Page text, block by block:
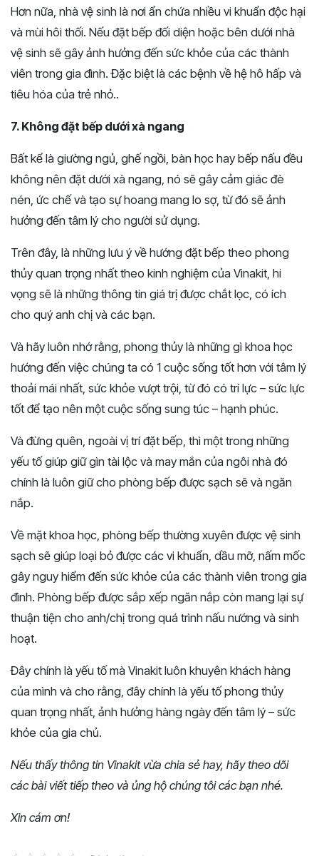
Hơn nữa, nhà vệ sinh là nơi ẩn chứa nhiều vi khuẩn độc hại
và mùi hôi thối. Nếu đặt bếp đối diện hoặc bên dưới nhà
vệ sinh sẽ gây ảnh hưởng đến sức khỏe của các thành
viên trong gia đình. Đặc biệt là các bệnh về hệ hô hấp và
tiêu hóa của trẻ nhỏ..
7. Không đặt bếp dưới xà ngang
Bất kể là giường ngủ, ghế ngồi, bàn học hay bếp nấu đều
không nên đặt dưới xà ngang, nó sẽ gây cảm giác đè
nén, ức chế và tạo sự hoang mang lo sợ, từ đó sẽ ảnh
hưởng đến tâm lý cho người sử dụng.
Trên đây, là những lưu ý về hướng đặt bếp theo phong
thủy quan trọng nhất theo kinh nghiệm của Vinakit, hi
vọng sẽ là những thông tin giá trị được chắt lọc, có ích
cho quý anh chị và các bạn.
Và hãy luôn nhớ rằng, phong thủy là những gì khoa học
hướng đến việc chúng ta có 1 cuộc sống tốt hơn với tâm lý
thoải mái nhất, sức khỏe vượt trội, từ đó có trí lực – sức lực
tốt để tạo nên một cuộc sống sung túc – hạnh phúc.
Và đừng quên, ngoài vị trí đặt bếp, thì một trong những
yếu tố giúp giữ gìn tài lộc và may mắn của ngôi nhà đó
chính là luôn giữ cho phòng bếp được sạch sẽ và ngăn
nắp.
Về mặt khoa học, phòng bếp thường xuyên được vệ sinh
sạch sẽ giúp loại bỏ được các vi khuẩn, dầu mỡ, nấm mốc
gây nguy hiểm đến sức khỏe của các thành viên trong gia
đình. Phòng bếp được sắp xếp ngăn nắp còn mang lại sự
thuận tiện cho anh/chị trong quá trình nấu nướng và sinh
hoạt.
Đây chính là yếu tố mà Vinakit luôn khuyên khách hàng
của mình và cho rằng, đây chính là yếu tố phong thủy
quan trọng nhất, ảnh hưởng hàng ngày đến tâm lý – sức
khỏe của gia chủ.
Nếu thấy thông tin Vinakit vừa chia sẻ hay, hãy theo dõi
các bài viết tiếp theo và ủng hộ chúng tôi các bạn nhé.
Xin cám ơn!